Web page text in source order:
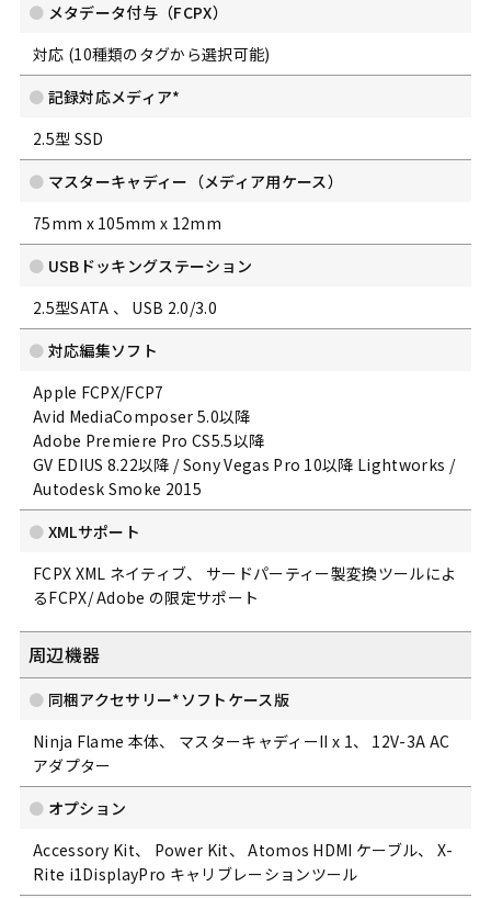
メタデータ付与（FCPX）
対応 (10種類のタグから選択可能)
記録対応メディア*
2.5型 SSD
マスターキャディー（メディア用ケース）
75mm x 105mm x 12mm
USBドッキングステーション
2.5型SATA 、 USB 2.0/3.0
対応編集ソフト
Apple FCPX/FCP7
Avid MediaComposer 5.0以降
Adobe Premiere Pro CS5.5以降
GV EDIUS 8.22以降 / Sony Vegas Pro 10以降 Lightworks /
Autodesk Smoke 2015
XMLサポート
FCPX XML ネイティブ、 サードパーティー製変換ツールによ
るFCPX/ Adobe の限定サポート
周辺機器
同梱アクセサリー*ソフトケース版
Ninja Flame 本体、 マスターキャディーII x 1、 12V-3A AC
アダプター
オプション
Accessory Kit、 Power Kit、 Atomos HDMI ケーブル、 X-
Rite i1DisplayPro キャリブレーションツール